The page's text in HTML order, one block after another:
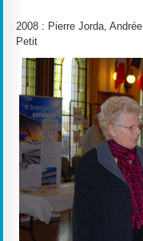
2008 : Pierre Jorda,
Petit